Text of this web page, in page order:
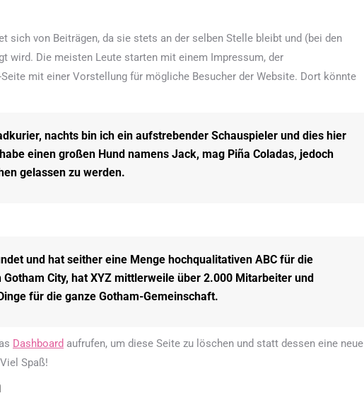
sich von Beiträgen, da sie stets an der selben Stelle bleibt und (bei den
wird. Die meisten Leute starten mit einem Impressum, der
Seite mit einer Vorstellung für mögliche Besucher der Website. Dort könnte
nachts bin ich ein aufstrebender Schauspieler und dies hier
einen großen Hund namens Jack, mag Piña Coladas, jedoch
gelassen zu werden.
und hat seither eine Menge hochqualitativen ABC für die
City, hat XYZ mittlerweile über 2.000 Mitarbeiter und
für die ganze Gotham-Gemeinschaft.
Dashboard aufrufen, um diese Seite zu löschen und statt dessen eine neue
Spaß!